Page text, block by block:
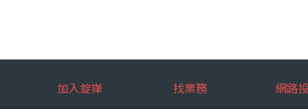
如：台端得自由選擇提供個人資料，惟如不提供或提
加入錠嵂 找業務 網路